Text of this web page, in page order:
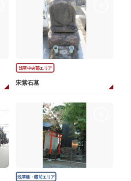
浅草中央部エリア
宋紫石墓
浅草橋・蔵前エリア